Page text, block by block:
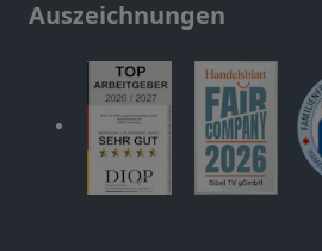
Auszeichnungen